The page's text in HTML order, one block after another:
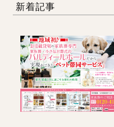
新着記事